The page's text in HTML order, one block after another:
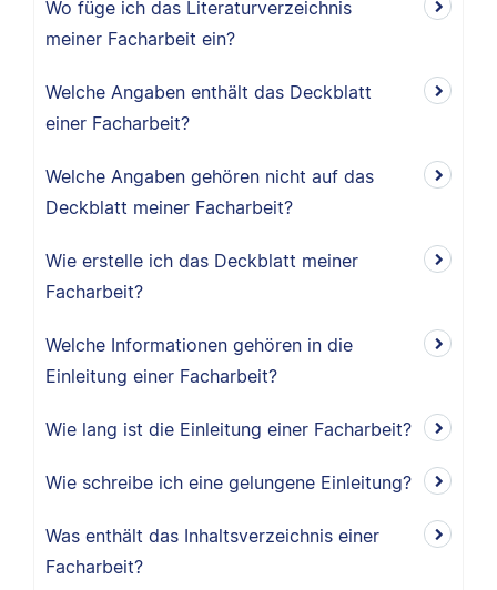
Wo füge ich das Literaturverzeichnis
meiner Facharbeit ein?
Welche Angaben enthält das Deckblatt
einer Facharbeit?
Welche Angaben gehören nicht auf das
Deckblatt meiner Facharbeit?
Wie erstelle ich das Deckblatt meiner
Facharbeit?
Welche Informationen gehören in die
Einleitung einer Facharbeit?
Wie lang ist die Einleitung einer Facharbeit?
Wie schreibe ich eine gelungene Einleitung?
Was enthält das Inhaltsverzeichnis einer
Facharbeit?